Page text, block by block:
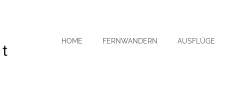
HOME FERNWANDERN AUSFLÜGE